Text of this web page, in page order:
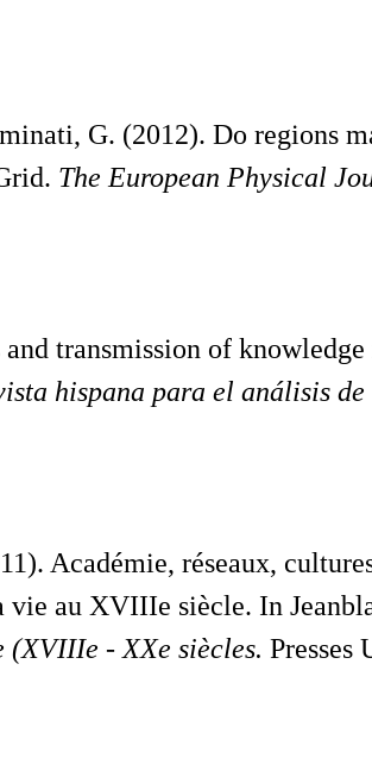
G. (2012). Do regions
The European Physical
transmission of
hispana para el análisis de
Académie, réseaux,
vie au XVIIIe siècle. In
(XVIIIe - XXe siècles. Presses